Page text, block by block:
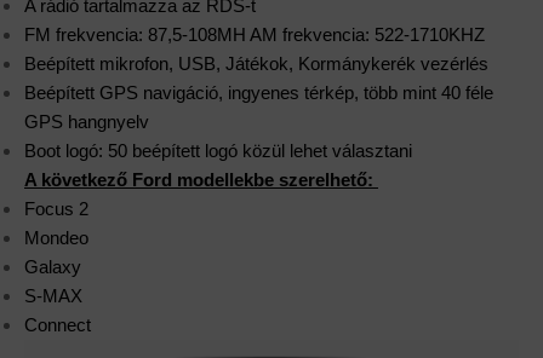
A rádió tartalmazza az RDS-t
FM frekvencia: 87,5-108MH AM frekvencia: 522-1710KHZ
Beépített mikrofon, USB, Játékok, Kormánykerék vezérlés
Beépített GPS navigáció, ingyenes térkép, több mint 40 féle
GPS hangnyelv
Boot logó: 50 beépített logó közül lehet választani
A következő Ford modellekbe szerelhető:
Focus 2
Mondeo
Galaxy
S-MAX
Connect